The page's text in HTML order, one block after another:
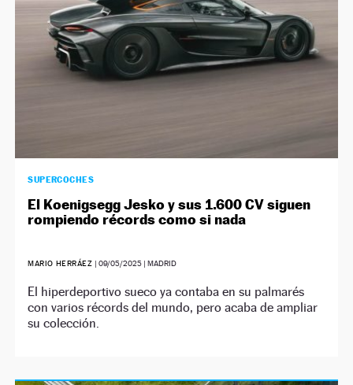
SUPERCOCHES
El Koenigsegg Jesko y sus 1.600 CV siguen
rompiendo récords como si nada
MARIO HERRÁEZ | 09/05/2025| MADRID
El hiperdeportivo sueco ya contaba en su palmarés
con varios récords del mundo, pero acaba de ampliar
su colección.